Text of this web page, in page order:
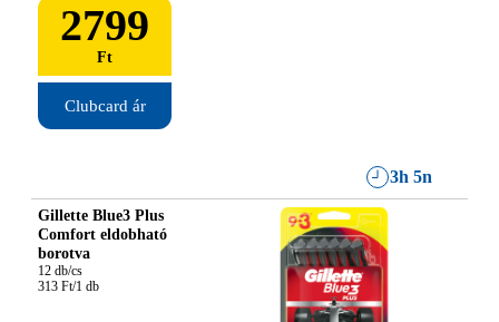
2799
Ft
Clubcard ár
3h 5n
Gillette Blue3 Plus
Comfort eldobható
borotva
12 db/cs
313 Ft/1 db